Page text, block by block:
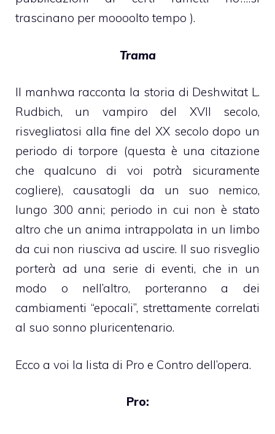
trascinano per moooolto tempo ).
Trama
Il manhwa racconta la storia di Deshwitat L.
Rudbich, un vampiro del XVII secolo,
risvegliatosi alla fine del XX secolo dopo un
periodo di torpore (questa è una citazione
che qualcuno di voi potrà sicuramente
cogliere), causatogli da un suo nemico,
lungo 300 anni; periodo in cui non è stato
altro che un anima intrappolata in un limbo
da cui non riusciva ad uscire. Il suo risveglio
porterà ad una serie di eventi, che in un
modo o nell’altro, porteranno a dei
cambiamenti “epocali”, strettamente correlati
al suo sonno pluricentenario.
Ecco a voi la lista di Pro e Contro dell’opera.
Pro: